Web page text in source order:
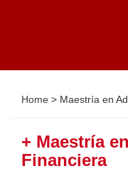
Home > Maestría en
+ Maestría
Financiera